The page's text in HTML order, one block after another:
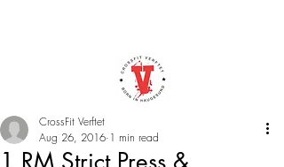
CrossFit Verftet
Aug 26, 2016 1 min read